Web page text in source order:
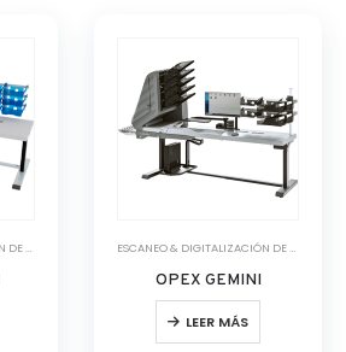
SOFTWARE & COMUNICACIÓN DIGITAL
OPEX GEMINI
LEER MÁS